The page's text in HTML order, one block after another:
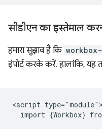
सीडीएन का इस्तेमाल
हमारा सुझाव है कि
इंपोर्ट करके करें. हालांकि, यह
<script type="module">
import {Workbox}